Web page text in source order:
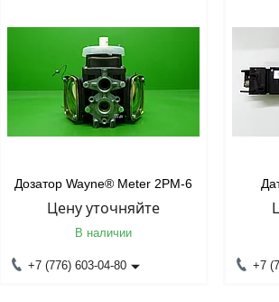
Дозатор Wayne® Meter 2PM-6
Цену уточняйте
В наличии
+7 (776) 603-04-80 +7